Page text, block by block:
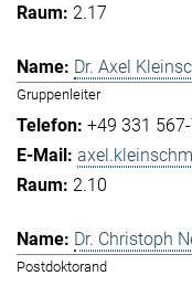
2.17
Dr. Axel
Gruppenleiter
+49 331
2.10
Dr. Christoph
Postdoktorand